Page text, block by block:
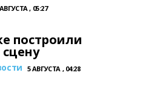
, 05:27
построили
5 АВГУСТА , 04:28